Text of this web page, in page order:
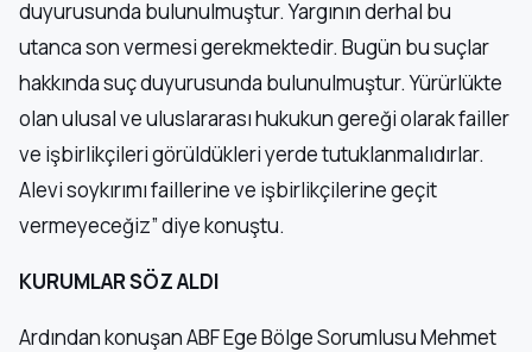
duyurusunda bulunulmuştur. Yargının derhal bu
utanca son vermesi gerekmektedir. Bugün bu suçlar
hakkında suç duyurusunda bulunulmuştur. Yürürlükte
olan ulusal ve uluslararası hukukun gereği olarak failler
ve işbirlikçileri görüldükleri yerde tutuklanmalıdırlar.
Alevi soykırımı faillerine ve işbirlikçilerine geçit
vermeyeceğiz” diye konuştu.
KURUMLAR SÖZ ALDI
Ardından konuşan ABF Ege Bölge Sorumlusu Mehmet